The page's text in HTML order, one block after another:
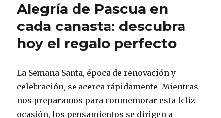
Alegría de Pascua en
cada canasta: descubra
hoy el regalo perfecto
La Semana Santa, época de renovación y
celebración, se acerca rápidamente. Mientras
nos preparamos para conmemorar esta feliz
ocasión, los pensamientos se dirigen a